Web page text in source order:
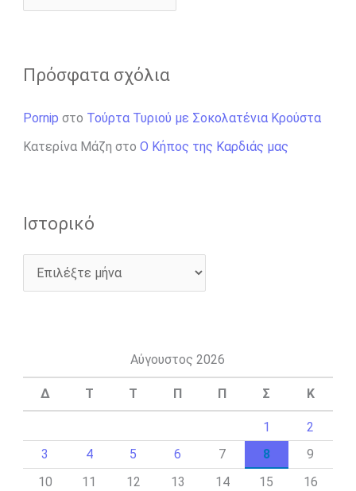
Πρόσφατα σχόλια
Pornip στο Τούρτα Τυριού με Σοκολατένια Κρούστα
Κατερίνα Μάζη στο Ο Κήπος της Καρδιάς μας
Ιστορικό
Αύγουστος 2026
Δ Τ Τ Π Π Σ Κ
1
2
3
4 5 6 7 8
9
10
11 12 13 14 15 16